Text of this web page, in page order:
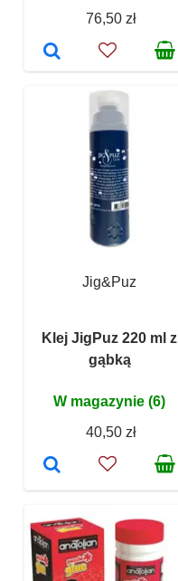
76,50 zł
Jig&Puz
Klej JigPuz 220 ml z
gąbką
W magazynie (6)
40,50 zł